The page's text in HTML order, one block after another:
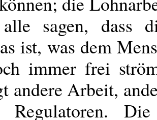
sagen, dass
ist, was dem
immer frei
andere Arbeit,
Regulatoren.